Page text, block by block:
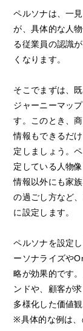
ペルソナは、一
が、具体的な人
る従業員の認識
くなります。
そこでまずは、
ジャーニーマッ
す。このとき、
情報もできるだ
定しましょう。
定している人物
情報以外にも家
の過ごし方など
に設定します。
ペルソナを設定
ーソナライズや
略が効果的です
ンドや、顧客が
多様化した価値
※具体的な例は、